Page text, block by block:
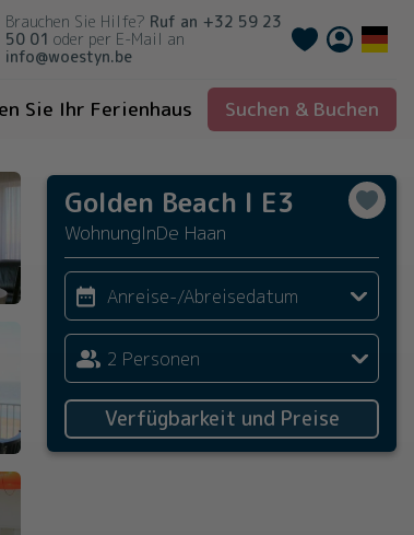
Brauchen Sie Hilfe? Ruf an +32 59 23
50 01 oder per E-Mail an
info@woestyn.be
Français
Sie Ihr Ferienhaus Suchen & Buchen
Golden Beach I E3
WohnungInDe Haan
Anreise-/Abreisedatum
2 Personen
Verfügbarkeit und Preise